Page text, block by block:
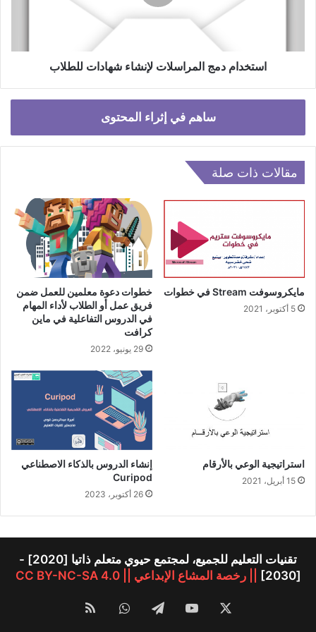
استخدام دمج المراسلات لإنشاء شهادات للطلاب
ساهم في إثراء المحتوى
مقالات ذات صلة
مايكروسوفت Stream في خطوات
5 أكتوبر، 2021
خطوات دعوة معلمين للعمل ضمن
فريق عمل أو الطلاب لأداء المهام
في الدروس التفاعلية في ماين
كرافت
29 يونيو، 2022
استراتيجية الوعي بالأرقام
15 أبريل، 2021
إنشاء الدروس بالذكاء الاصطناعي
Curipod
26 أكتوبر، 2023
تقنيات التعليم للجميع، لمجتمع حيوي متعلم ذاتيا [2020] -
[2030]
|| رخصة المشاع الإبداعي || CC BY-NC-SA 4.0
‫YouTubeتيلقرامواتسابملخص